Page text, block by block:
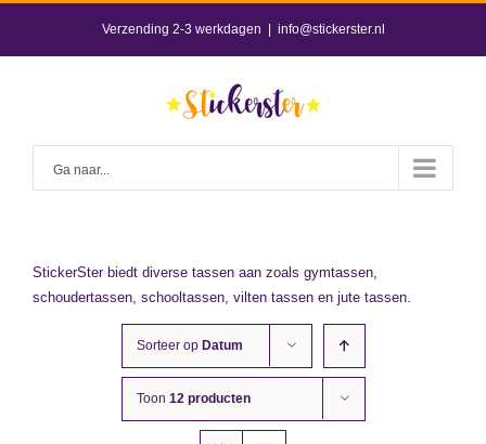
content
Verzending 2-3 werkdagen info@stickerster.nl
Ga naar...
StickerSter biedt diverse tassen aan zoals gymtassen,
schoudertassen, schooltassen, vilten tassen en jute tassen.
Sorteer op Datum
Toon 12 producten